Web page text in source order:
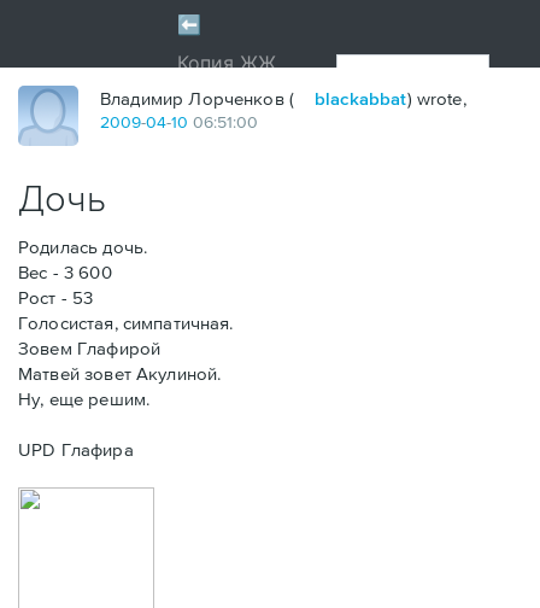
Владимир Лорченков ( blackabbat) wrote,
2009-04-10 06:51:00
Дочь
Родилась дочь.
Вес - 3 600
Рост - 53
Голосистая, симпатичная.
Зовем Глафирой
Матвей зовет Акулиной.
Ну, еще решим.
UPD Глафира